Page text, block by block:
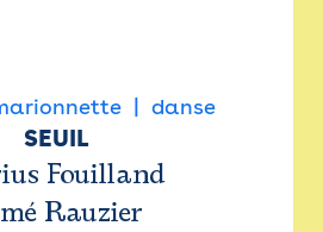
danse
SEUIL
Fouilland
Rauzier